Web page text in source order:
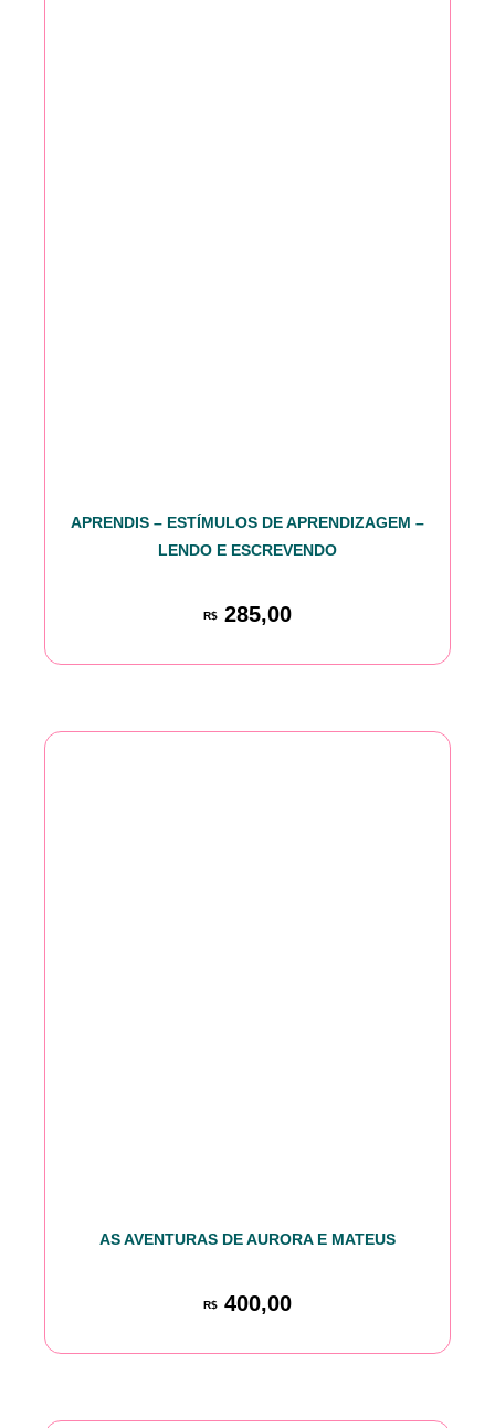
APRENDIS – ESTÍMULOS DE APRENDIZAGEM –
LENDO E ESCREVENDO
R$ 285,00
AS AVENTURAS DE AURORA E MATEUS
R$ 400,00